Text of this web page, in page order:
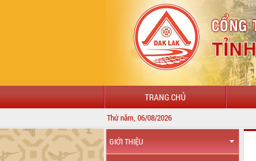
TRANG CHỦ
Thứ năm, 06/08/2026
GIỚI THIỆU